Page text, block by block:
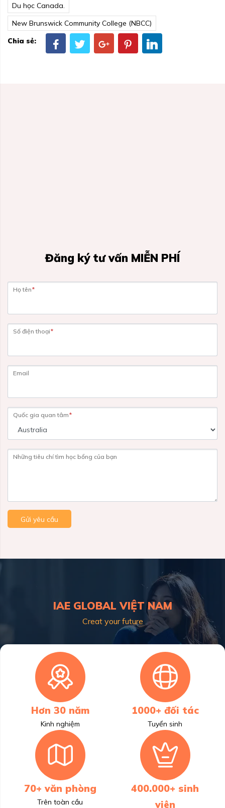
Du học Canada.
New Brunswick Community College (NBCC)
Chia sẻ:
Đăng ký tư vấn MIỄN PHÍ
Họ tên*
Số điện thoại*
Email
Quốc gia quan tâm*
Những tiêu chí tìm học bổng của bạn
Gửi yêu cầu
IAE GLOBAL VIỆT NAM
Creat your future
Hơn 30 năm
Kinh nghiệm
1000+ đối tác
Tuyển sinh
70+ văn phòng
Trên toàn cầu
400.000+ sinh
viên